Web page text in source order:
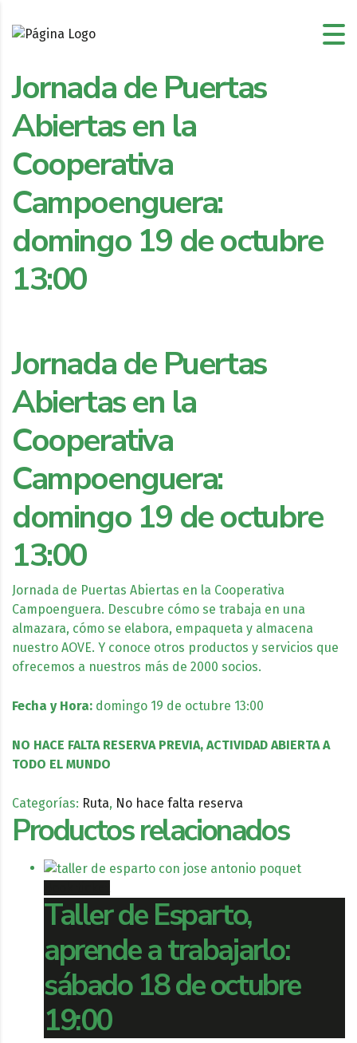
Jornada de Puertas
Abiertas en la
Cooperativa
Campoenguera:
domingo 19 de octubre
13:00
Jornada de Puertas
Abiertas en la
Cooperativa
Campoenguera:
domingo 19 de octubre
13:00
Jornada de Puertas Abiertas en la Cooperativa
Campoenguera. Descubre cómo se trabaja en una
almazara, cómo se elabora, empaqueta y almacena
nuestro AOVE. Y conoce otros productos y servicios que
ofrecemos a nuestros más de 2000 socios.
Fecha y Hora: domingo 19 de octubre 13:00
NO HACE FALTA RESERVA PREVIA, ACTIVIDAD ABIERTA A
TODO EL MUNDO
Categorías: Ruta, No hace falta reserva
Productos relacionados
Taller de Esparto,
aprende a trabajarlo:
sábado 18 de octubre
19:00